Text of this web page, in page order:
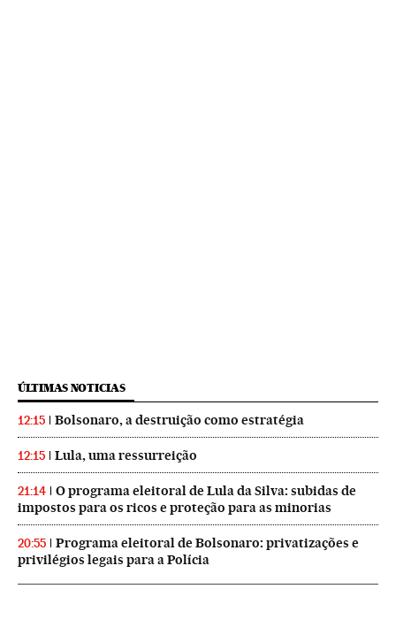
ÚLTIMAS NOTICIAS
12:15 Bolsonaro, a destruição como estratégia
12:15 Lula, uma ressurreição
21:14
O programa eleitoral de Lula da Silva: subidas de
impostos para os ricos e proteção para as minorias
20:55
Programa eleitoral de Bolsonaro: privatizações e
privilégios legais para a Polícia